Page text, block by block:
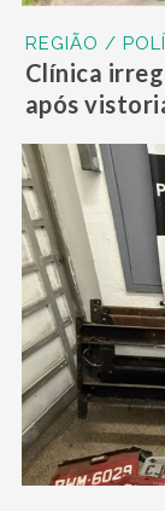
REGIÃO /
Clínica
após